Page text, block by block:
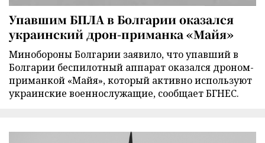
Упавшим БПЛА в Болгарии оказался
украинский дрон-приманка «Майя»
Минобороны Болгарии заявило, что упавший в
Болгарии беспилотный аппарат оказался дроном-
приманкой «Майя», который активно используют
украинские военнослужащие, сообщает БГНЕС.